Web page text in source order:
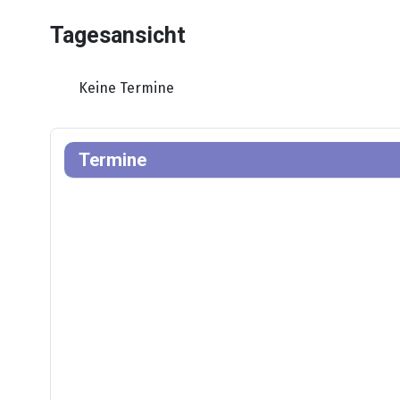
Tagesansicht
Keine Termine
Termine